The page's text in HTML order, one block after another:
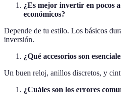
¿Es mejor invertir en pocos
económicos?
Depende de tu estilo. Los básicos
inversión.
¿Qué accesorios son
Un buen reloj, anillos discretos, y
¿Cuáles son los errores